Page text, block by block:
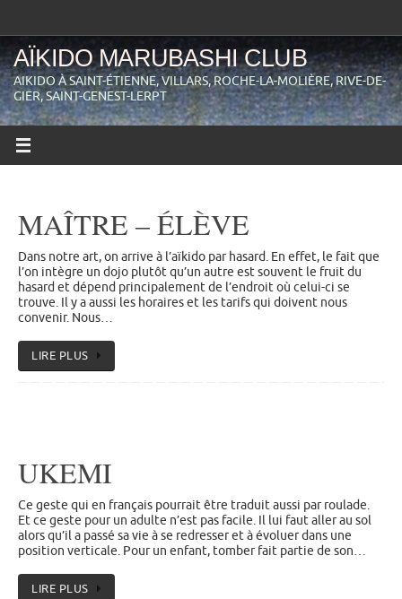
contenu
AÏKIDO MARUBASHI CLUB
AIKIDO À SAINT-ÉTIENNE, VILLARS, ROCHE-LA-MOLIÈRE, RIVE-DE-
GIER, SAINT-GENEST-LERPT
MAÎTRE – ÉLÈVE
Dans notre art, on arrive à l’aïkido par hasard. En effet, le fait que
l’on intègre un dojo plutôt qu’un autre est souvent le fruit du
hasard et dépend principalement de l’endroit où celui-ci se
trouve. Il y a aussi les horaires et les tarifs qui doivent nous
convenir. Nous…
LIRE PLUS
UKEMI
Ce geste qui en français pourrait être traduit aussi par roulade.
Et ce geste pour un adulte n’est pas facile. Il lui faut aller au sol
alors qu’il a passé sa vie à se redresser et à évoluer dans une
position verticale. Pour un enfant, tomber fait partie de son…
LIRE PLUS